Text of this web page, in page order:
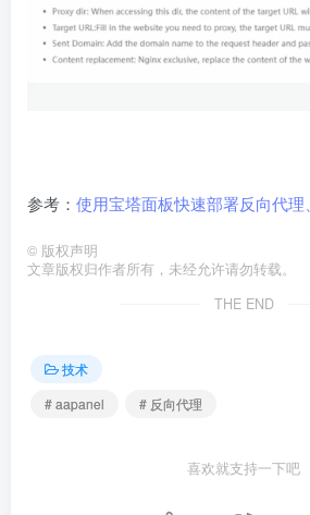
参考： 使用宝塔面板快速部署反向代
© 版权声明
文章版权归作者所有，未经允许请勿转载。
THE END
技术
# aapanel
# 反向代理
喜欢就支持一下吧